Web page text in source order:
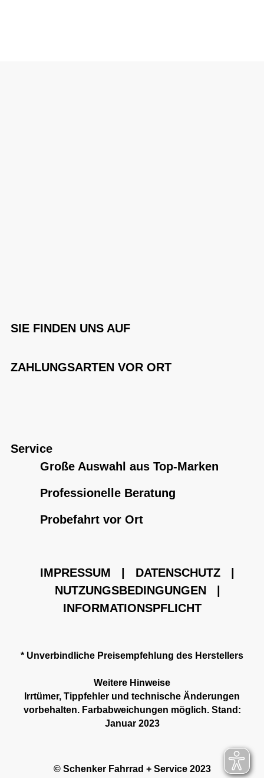
SIE FINDEN UNS AUF
ZAHLUNGSARTEN VOR ORT
Service
Große Auswahl aus Top-Marken
Professionelle Beratung
Probefahrt vor Ort
IMPRESSUM DATENSCHUTZ
NUTZUNGSBEDINGUNGEN
INFORMATIONSPFLICHT
* Unverbindliche Preisempfehlung des Herstellers
Weitere Hinweise
Irrtümer, Tippfehler und technische Änderungen
vorbehalten. Farbabweichungen möglich. Stand:
Januar 2023
© Schenker Fahrrad + Service 2023